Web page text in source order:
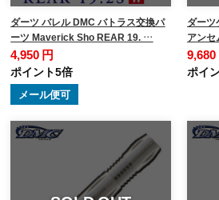
ダーツ バレル DMC バトラス交換パ
ーツ Maverick Sho REAR 19. …
4,950 円
ポイント5倍
メール便可
ダー
アンセ
9,680
ポイ